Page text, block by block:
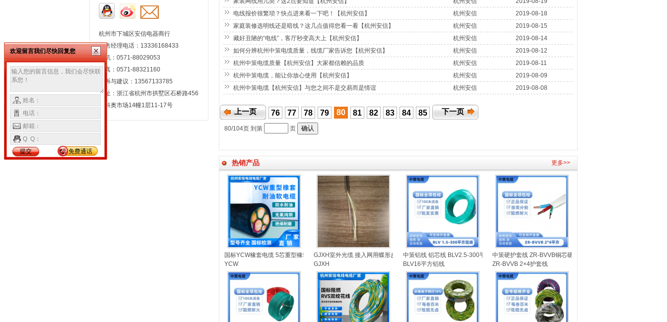
杭州市下城区安信电器商行
销售经理电话：13336168433
座机：0571-88029053
传真：0571-88321160
投诉与建议：13567133785
地址：浙江省杭州市拱墅区石桥路456
号科奥市场14幢1层11-17号
电线报价很繁琐？快点进来看一下吧！【杭州安信】
杭州安信
2019-08-18
家庭装修选明线还是暗线？这几点值得您看一看【杭州安信】
杭州安信
2019-08-15
藏好丑陋的“电线”，客厅秒变高大上【杭州安信】
杭州安信
2019-08-14
如何分辨杭州中策电缆质量，线缆厂家告诉您【杭州安信】
杭州安信
2019-08-12
杭州中策电缆质量【杭州安信】大家都信赖的品质
杭州安信
2019-08-11
杭州中策电缆，能让你放心使用【杭州安信】
杭州安信
2019-08-09
杭州中策电缆【杭州安信】与您之间不是交易而是情谊
杭州安信 2019-08-08
上一页 76 77 78 79 80 81 82 83 84 85 下一页
80/104页 到第 页
热销产品 更多>>
国标YCW橡套电缆 5芯重型橡套电缆
YCW
GJXH室外光缆 接入网用蝶形皮线光缆
GJXH
中策铝线 铝芯线 BLV2.5-300平方铝线
BLV16平方铝线
中策硬护套线 ZR-BVVB铜芯硬线扁线
ZR-BVVB 2×4护套线
欢迎留言我们尽快回复您
姓名：
电话：
邮箱：
Q Q：
提交
免费通话